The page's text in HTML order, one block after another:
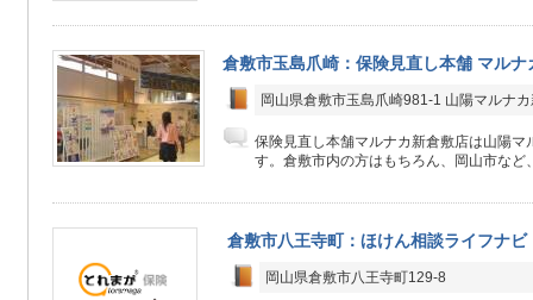
倉敷市玉島爪崎：保険見直し本舗 マルナ
岡山県倉敷市玉島爪崎981-1 山陽マルナ
保険見直し本舗マルナカ新倉敷店は山陽マ
す。倉敷市内の方はもちろん、岡山市など
倉敷市八王寺町：ほけん相談ライフナ
岡山県倉敷市八王寺町129-8